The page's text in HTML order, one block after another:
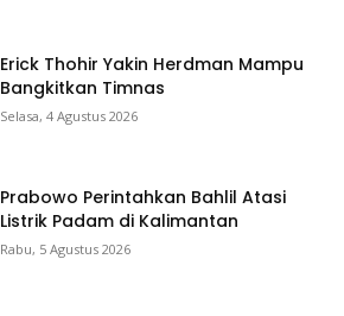
Erick Thohir Yakin Herdman Mampu
Bangkitkan Timnas
Selasa, 4 Agustus 2026
Prabowo Perintahkan Bahlil Atasi
Listrik Padam di Kalimantan
Rabu, 5 Agustus 2026